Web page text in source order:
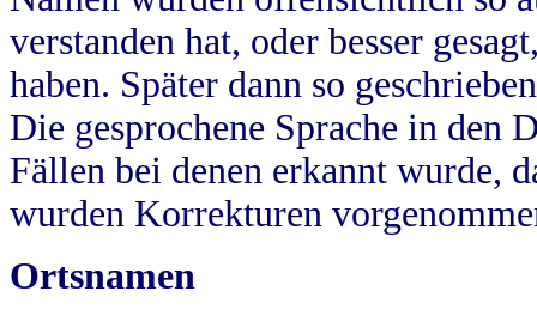
verstanden hat, oder besser
haben. Später dann so
Die gesprochene Sprache in
Fällen bei denen erkannt wurde,
wurden Korrekturen
Ortsnamen